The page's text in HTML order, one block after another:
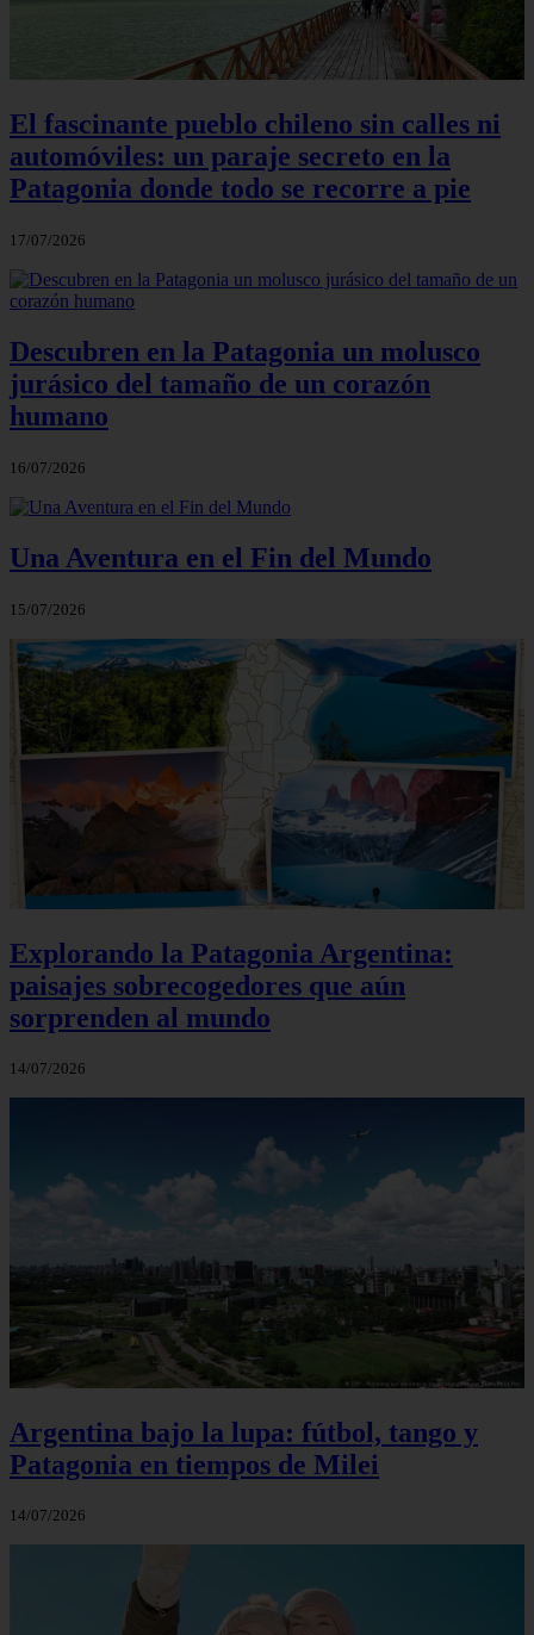
El fascinante pueblo chileno sin calles ni
automóviles: un paraje secreto en la
Patagonia donde todo se recorre a pie
17/07/2026
Descubren en la Patagonia un molusco
jurásico del tamaño de un corazón
humano
16/07/2026
Una Aventura en el Fin del Mundo
15/07/2026
Explorando la Patagonia Argentina:
paisajes sobrecogedores que aún
sorprenden al mundo
14/07/2026
Argentina bajo la lupa: fútbol, tango y
Patagonia en tiempos de Milei
14/07/2026